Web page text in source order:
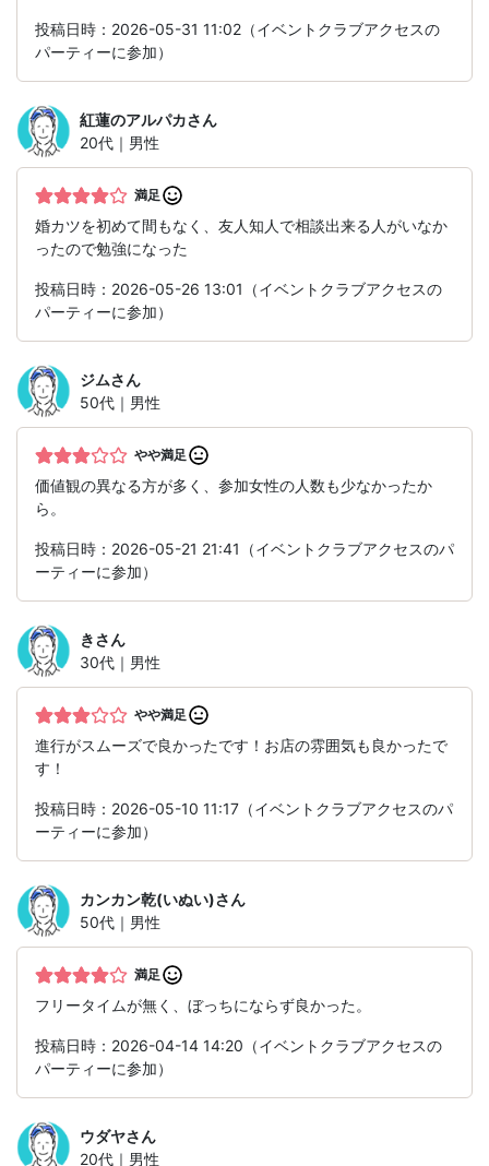
投稿日時：2026-05-31 11:02（イベントクラブアクセスの
パーティーに参加）
紅蓮のアルパカさん
20代｜男性
満足
婚カツを初めて間もなく、友人知人で相談出来る人がいなか
ったので勉強になった
投稿日時：2026-05-26 13:01（イベントクラブアクセスの
パーティーに参加）
ジムさん
50代｜男性
やや満足
価値観の異なる方が多く、参加女性の人数も少なかったか
ら。
投稿日時：2026-05-21 21:41（イベントクラブアクセスのパ
ーティーに参加）
きさん
30代｜男性
やや満足
進行がスムーズで良かったです！お店の雰囲気も良かったで
す！
投稿日時：2026-05-10 11:17（イベントクラブアクセスのパ
ーティーに参加）
カンカン乾(いぬい)さん
50代｜男性
満足
フリータイムが無く、ぼっちにならず良かった。
投稿日時：2026-04-14 14:20（イベントクラブアクセスの
パーティーに参加）
ウダヤさん
20代｜男性